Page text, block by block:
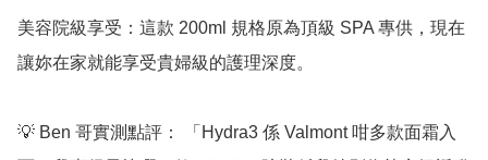
美容院級享受：這款 200ml 規格原為頂級 SPA 專供，現在
讓妳在家就能享受貴婦級的護理深度。
💡 Ben 哥實測點評： 「Hydra3 係 Valmont 咁多款面霜入